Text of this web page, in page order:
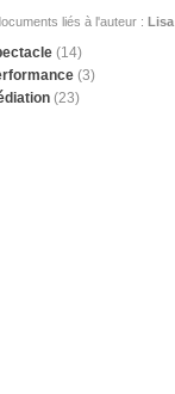
liés à l'auteur :
(14)
(3)
(23)